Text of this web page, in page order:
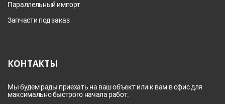
Параллельный импорт
Запчасти под заказ
КОНТАКТЫ
Мы будем рады приехать на ваш объект или к вам в офис для
максимально быстрого начала работ.